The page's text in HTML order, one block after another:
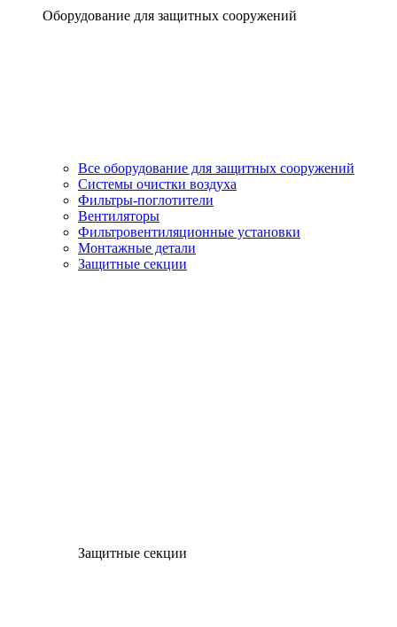
Оборудование для защитных сооружений
Все оборудование для защитных сооружений
Системы очистки воздуха
Фильтры-поглотители
Вентиляторы
Фильтровентиляционные установки
Монтажные детали
Защитные секции
Защитные секции